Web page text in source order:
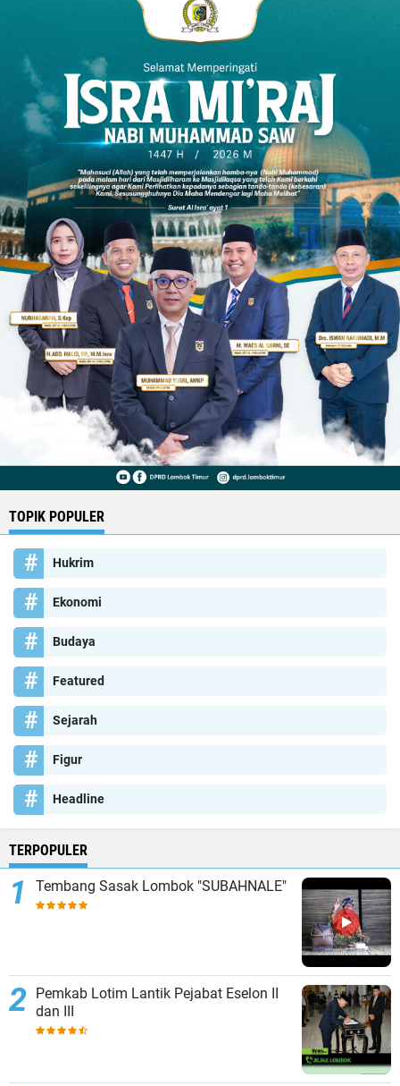
TOPIK POPULER
Hukrim
Ekonomi
Budaya
Featured
Sejarah
Figur
Headline
TERPOPULER
Tembang Sasak Lombok "SUBAHNALE"
Pemkab Lotim Lantik Pejabat Eselon II
dan III